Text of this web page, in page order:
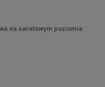
na światowym poziomie